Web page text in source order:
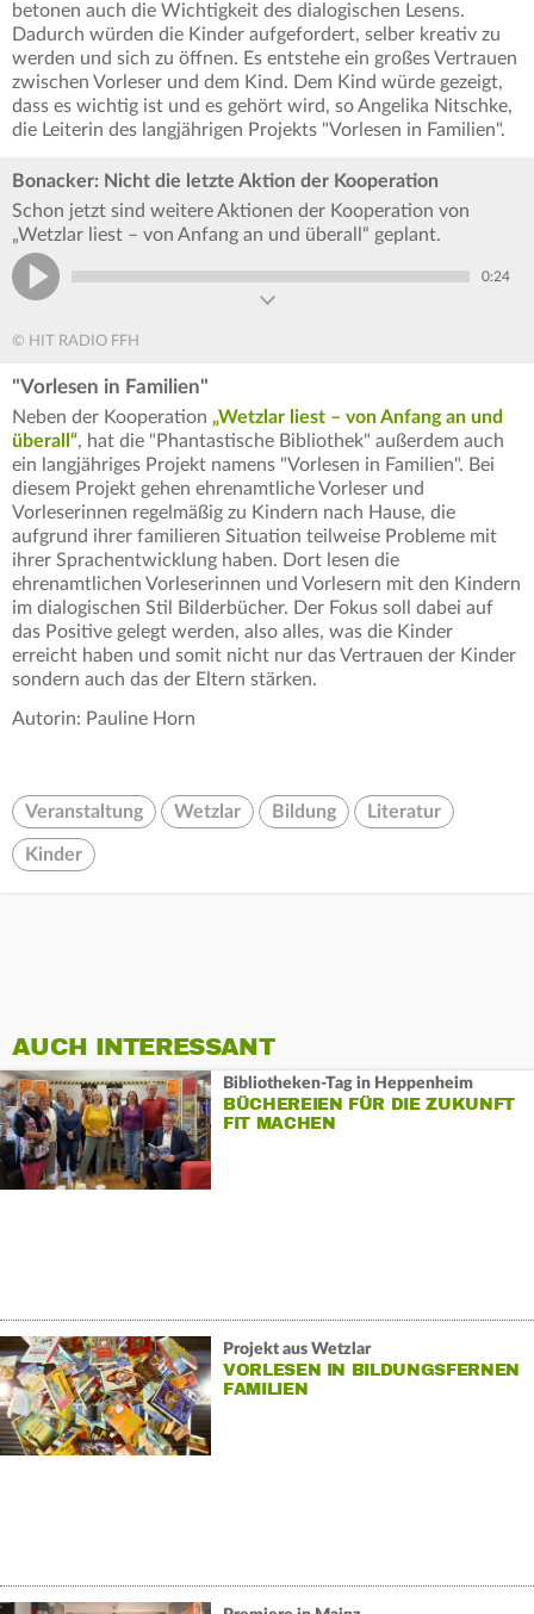
betonen auch die Wichtigkeit des dialogischen Lesens.
Dadurch würden die Kinder aufgefordert, selber kreativ zu
werden und sich zu öffnen. Es entstehe ein großes Vertrauen
zwischen Vorleser und dem Kind. Dem Kind würde gezeigt,
dass es wichtig ist und es gehört wird, so Angelika Nitschke,
die Leiterin des langjährigen Projekts "Vorlesen in Familien".
Bonacker: Nicht die letzte Aktion der Kooperation
Schon jetzt sind weitere Aktionen der Kooperation von
„Wetzlar liest – von Anfang an und überall“ geplant.
0:24
© HIT RADIO FFH
"Vorlesen in Familien"
Neben der Kooperation „Wetzlar liest – von Anfang an und
überall“, hat die "Phantastische Bibliothek" außerdem auch
ein langjähriges Projekt namens "Vorlesen in Familien". Bei
diesem Projekt gehen ehrenamtliche Vorleser und
Vorleserinnen regelmäßig zu Kindern nach Hause, die
aufgrund ihrer familieren Situation teilweise Probleme mit
ihrer Sprachentwicklung haben. Dort lesen die
ehrenamtlichen Vorleserinnen und Vorlesern mit den Kindern
im dialogischen Stil Bilderbücher. Der Fokus soll dabei auf
das Positive gelegt werden, also alles, was die Kinder
erreicht haben und somit nicht nur das Vertrauen der Kinder
sondern auch das der Eltern stärken.
Autorin: Pauline Horn
Veranstaltung Wetzlar Bildung Literatur
Kinder
AUCH INTERESSANT
Bibliotheken-Tag in Heppenheim
BÜCHEREIEN FÜR DIE ZUKUNFT
FIT MACHEN
Projekt aus Wetzlar
VORLESEN IN BILDUNGSFERNEN
FAMILIEN